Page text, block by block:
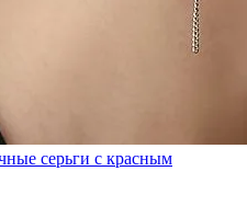
серьги с красным